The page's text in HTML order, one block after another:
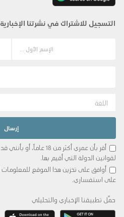
التسجيل للاشتراك في نشرتنا الإخبارية
اللغة
أقر بأن عمري أكثر من
لقوانين الدولة التي أقيم بها.
أوافق على تخزين هذا الموقع للمعلومات
على استفساري.
حمِّل تطبيقنا الإخباري والتحليلي